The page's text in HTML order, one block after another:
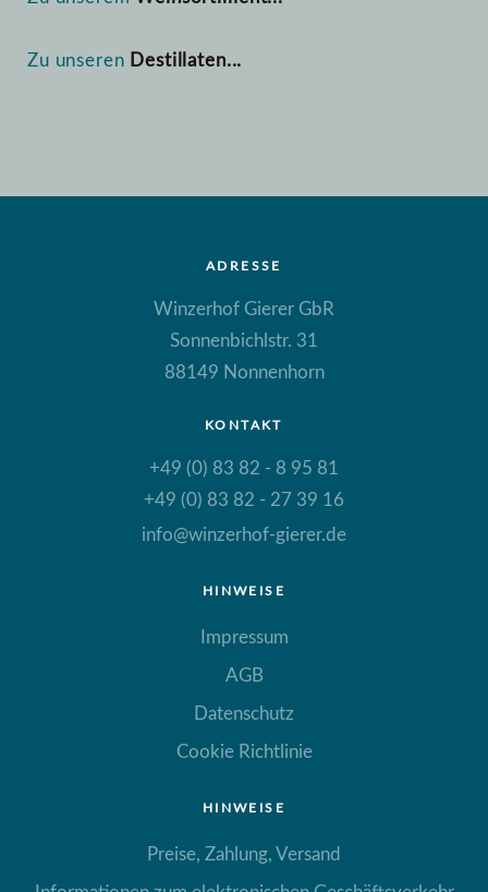
Zu unseren Destillaten...
ADRESSE
Winzerhof Gierer GbR
Sonnenbichlstr. 31
88149 Nonnenhorn
KONTAKT
+49 (0) 83 82 - 8 95 81
+49 (0) 83 82 - 27 39 16
info@winzerhof-gierer.de
HINWEISE
Impressum
AGB
Datenschutz
Cookie Richtlinie
HINWEISE
Preise, Zahlung, Versand